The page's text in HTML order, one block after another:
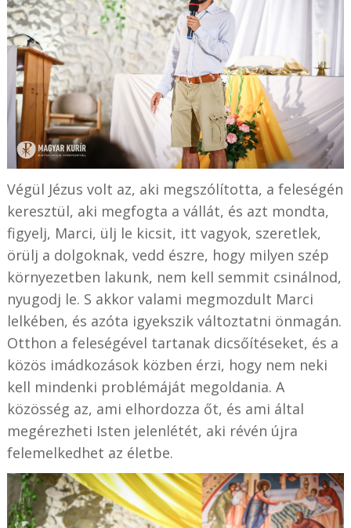
Végül Jézus volt az, aki megszólította, a feleségén
keresztül, aki megfogta a vállát, és azt mondta,
figyelj, Marci, ülj le kicsit, itt vagyok, szeretlek,
örülj a dolgoknak, vedd észre, hogy milyen szép
környezetben lakunk, nem kell semmit csinálnod,
nyugodj le. S akkor valami megmozdult Marci
lelkében, és azóta igyekszik változtatni önmagán.
Otthon a feleségével tartanak dicsőítéseket, és a
közös imádkozások közben érzi, hogy nem neki
kell mindenki problémáját megoldania. A
közösség az, ami elhordozza őt, és ami által
megérezheti Isten jelenlétét, aki révén újra
felemelkedhet az életbe.